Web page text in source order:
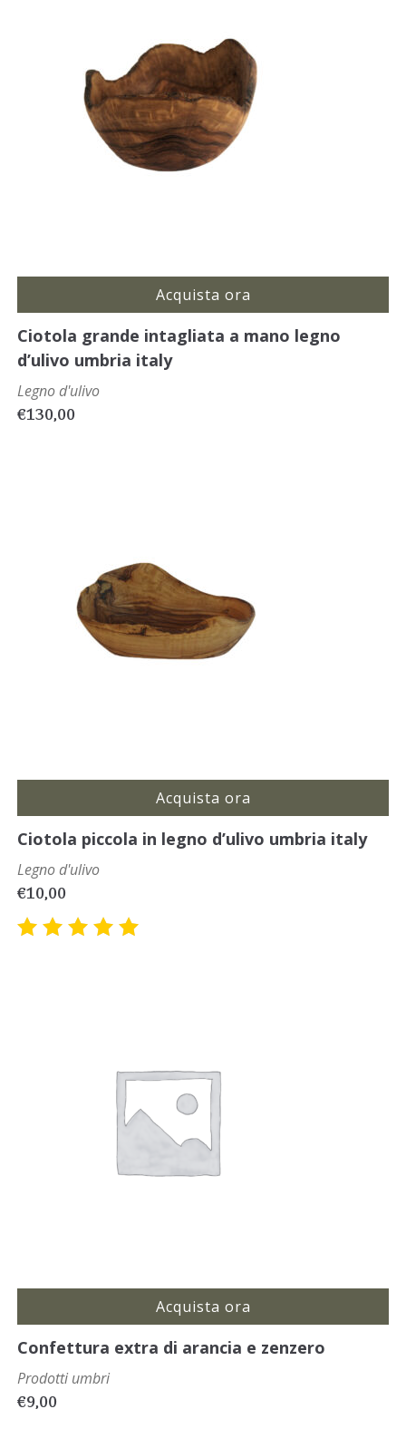
Acquista ora
Ciotola grande intagliata a mano legno
d’ulivo umbria italy
Legno d'ulivo
€130,00
Acquista ora
Ciotola piccola in legno d’ulivo umbria italy
Legno d'ulivo
€10,00
Acquista ora
Confettura extra di arancia e zenzero
Prodotti umbri
€9,00